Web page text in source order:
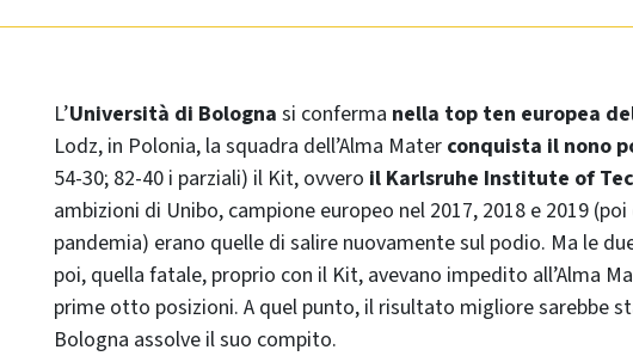
L’Università di Bologna si conferma nella top ten europea
Lodz, in Polonia, la squadra dell’Alma Mater conquista il nono
54-30; 82-40 i parziali) il Kit, ovvero il Karlsruhe Institute of
ambizioni di Unibo, campione europeo nel 2017, 2018 e 2019
pandemia) erano quelle di salire nuovamente sul podio. Ma le
poi, quella fatale, proprio con il Kit, avevano impedito all’Alma
prime otto posizioni. A quel punto, il risultato migliore sarebbe
Bologna assolve il suo compito.